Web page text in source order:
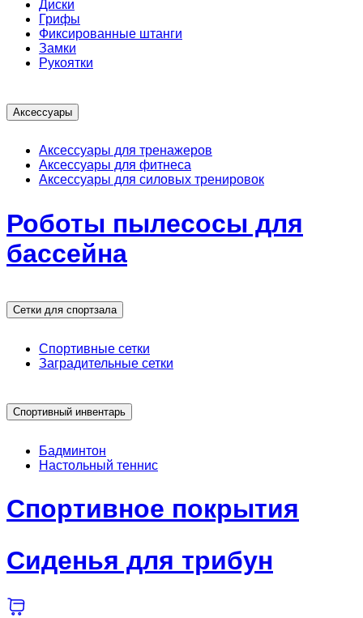
Диски
Грифы
Фиксированные штанги
Замки
Рукоятки
Аксессуары
Аксессуары для тренажеров
Аксессуары для фитнеса
Аксессуары для силовых тренировок
Роботы пылесосы для
бассейна
Сетки для спортзала
Спортивные сетки
Заградительные сетки
Спортивный инвентарь
Бадминтон
Настольный теннис
Спортивное покрытия
Сиденья для трибун